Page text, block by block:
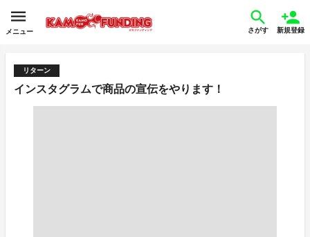
メニュー さがす 新規登録
リターン
インスタグラムで商品の宣伝をやります！